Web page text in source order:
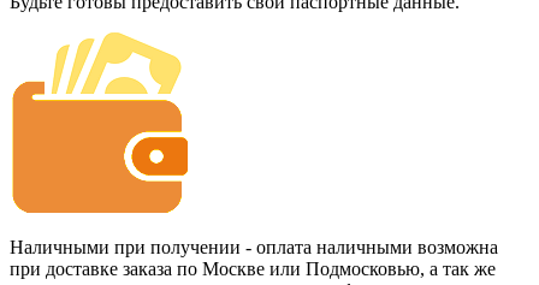
Наличными при получении - оплата наличными возможна
при доставке заказа по Москве или Подмосковью, а так же